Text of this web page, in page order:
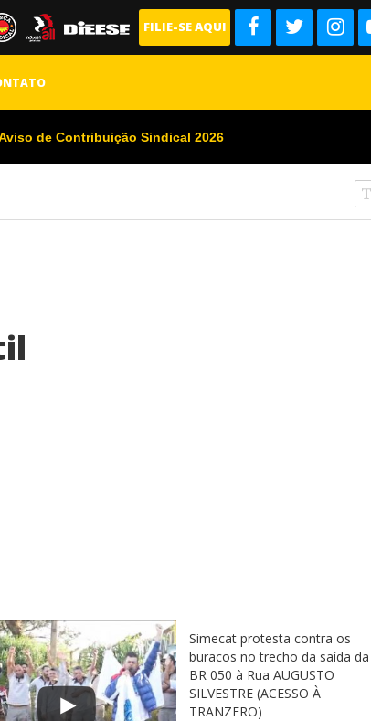
FILIE-SE AQUI
de Contribuição Sindical 2026
Simecat protesta contra os
buracos no trecho da saída da
BR 050 à Rua AUGUSTO
SILVESTRE (ACESSO À
TRANZERO)